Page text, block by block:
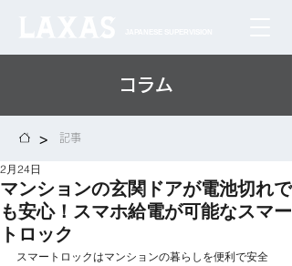
コラム
> 記事
マンションの玄関ドアが電池切れで
も安心！スマホ給電が可能なスマー
トロック
2月24日
スマートロックはマンションの暮らしを便利で安全